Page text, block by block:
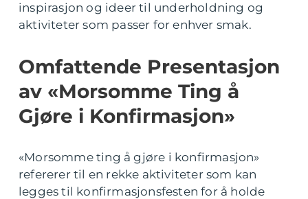
inspirasjon og ideer til underholdning og
aktiviteter som passer for enhver smak.
Omfattende Presentasjon
av «Morsomme Ting å
Gjøre i Konfirmasjon»
«Morsomme ting å gjøre i konfirmasjon»
refererer til en rekke aktiviteter som kan
legges til konfirmasjonsfesten for å holde